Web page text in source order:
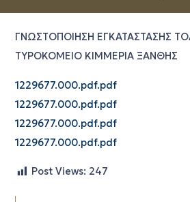
ΓΝΩΣΤΟΠΟΙΗΣΗ ΕΓΚΑΤΑΣΤΑΣΗΣ
ΤΥΡΟΚΟΜΕΙΟ ΚΙΜΜΕΡΙΑ ΞΑΝΘΗΣ
1229677.000.pdf.pdf
1229677.000.pdf.pdf
1229677.000.pdf.pdf
1229677.000.pdf.pdf
Post Views: 247